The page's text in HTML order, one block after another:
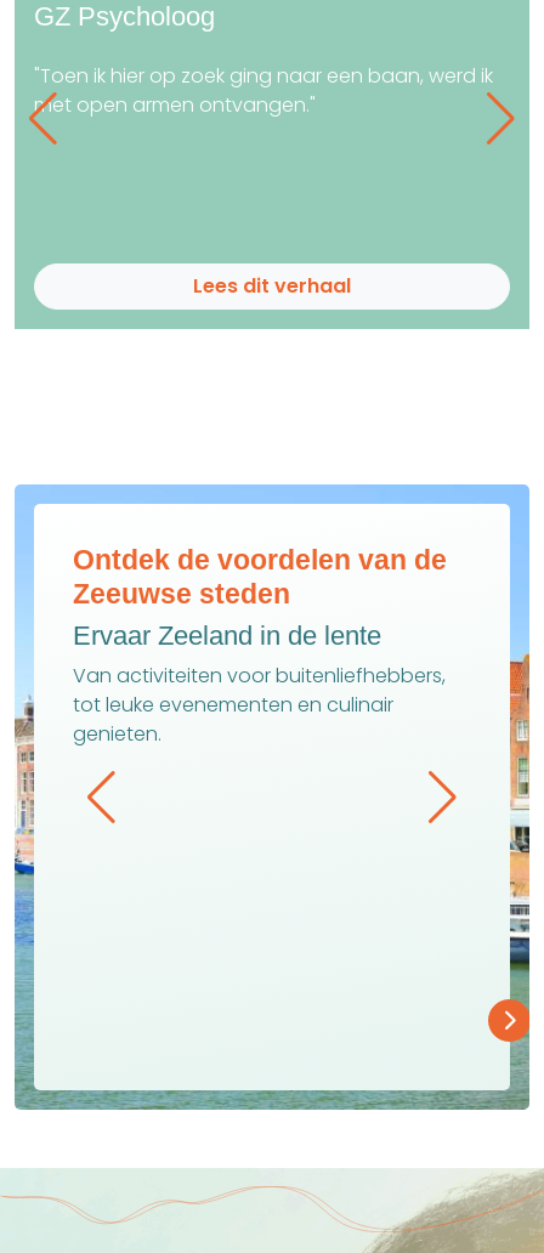
GZ Psycholoog
"Toen ik hier op zoek ging naar een baan, werd ik
met open armen ontvangen."
Lees dit verhaal
Ontdek de voordelen van de
Zeeuwse steden
Ervaar Zeeland in de lente
Van activiteiten voor buitenliefhebbers,
tot leuke evenementen en culinair
genieten.